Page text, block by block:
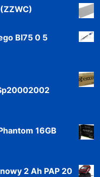
Bl75 0 5
16GB
2 Ah PAP 20